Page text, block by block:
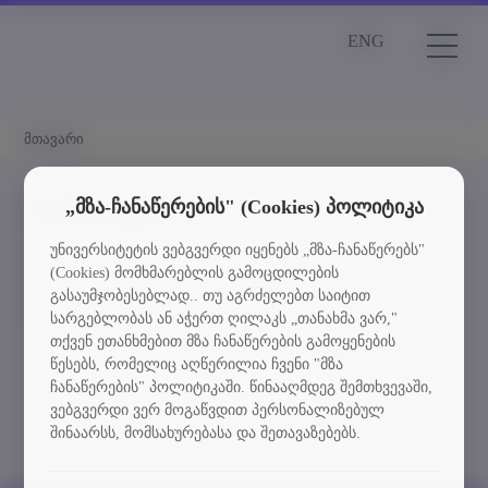
ENG
მთავარი
სიახლეები
Element is not found
სიახლეებში დაბრუნება
„მზა-ჩანაწერების" (Cookies) პოლიტიკა
უნივერსიტეტის ვებგვერდი იყენებს „მზა-ჩანაწერებს"
(Cookies) მომხმარებლის გამოცდილების
გასაუმჯობესებლად.. თუ აგრძელებთ საიტით
სარგებლობას ან აჭერთ ღილაკს „თანახმა ვარ,"
თქვენ ეთანხმებით მზა ჩანაწერების გამოყენების
წესებს, რომელიც აღწერილია ჩვენი "მზა
ჩანაწერების" პოლიტიკაში. წინააღმდეგ შემთხვევაში,
ვებგვერდი ვერ მოგაწვდით პერსონალიზებულ
შინაარსს, მომსახურებასა და შეთავაზებებს.